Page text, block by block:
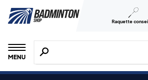
Raquette
MENU
Recherche de produits, de